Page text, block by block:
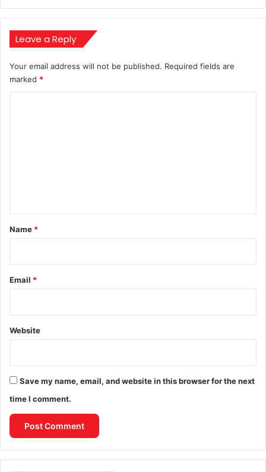
Leave a Reply
Your email address will not be published. Required fields are
marked *
*
Name *
Email *
Website
Save my name, email, and website in this browser for the next
time I comment.